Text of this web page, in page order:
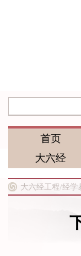
首页
大六经
大六经工程/经学